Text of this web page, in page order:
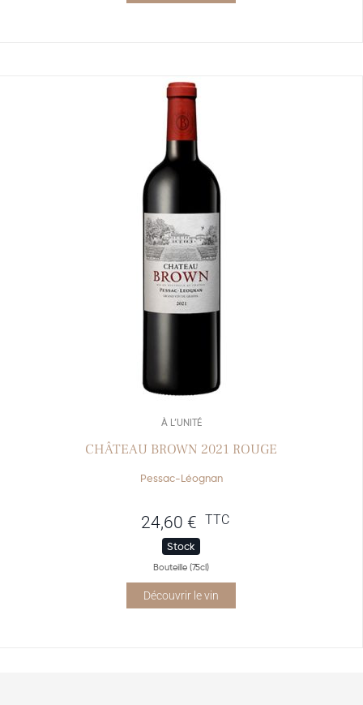
À L’UNITÉ
CHÂTEAU BROWN 2021 ROUGE
Pessac-Léognan
24,60 € TTC
Stock
Bouteille (75cl)
Découvrir le vin